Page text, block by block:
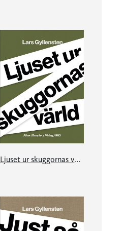
Ljuset ur skuggornas värld